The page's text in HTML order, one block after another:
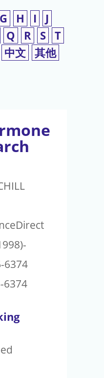
G H I
J
Q R S T
中文 其他
6374
6374